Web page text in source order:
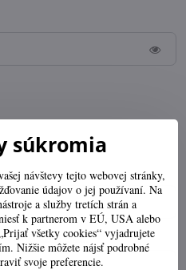
Orientačné číslo:
súkromia
návštevy tejto webovej stránky,
údajov o jej používaní. Na
a služby tretích strán a
k partnerom v EÚ, USA alebo
všetky cookies“ vyjadrujete
Nižšie môžete nájsť podrobné
svoje preferencie.